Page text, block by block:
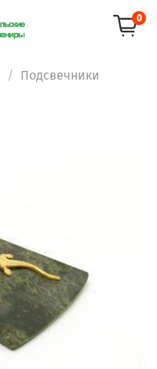
0
Подсвечники